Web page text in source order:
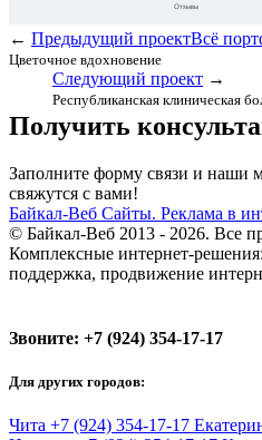
← Предыдущий проект
Цветочное вдохновение
Всё
Следующий проект →
Республиканская клиническая
Получить
Заполните форму связи и наши
свяжутся с вами!
Байкал-Веб Сайты. Реклама в
© Байкал-Веб 2013 - 2026. Все
Комплексные интернет-
поддержка, продвижение
Звоните: +7 (924) 354-17-17
Для других городов:
Чита +7 (924) 354-17-17